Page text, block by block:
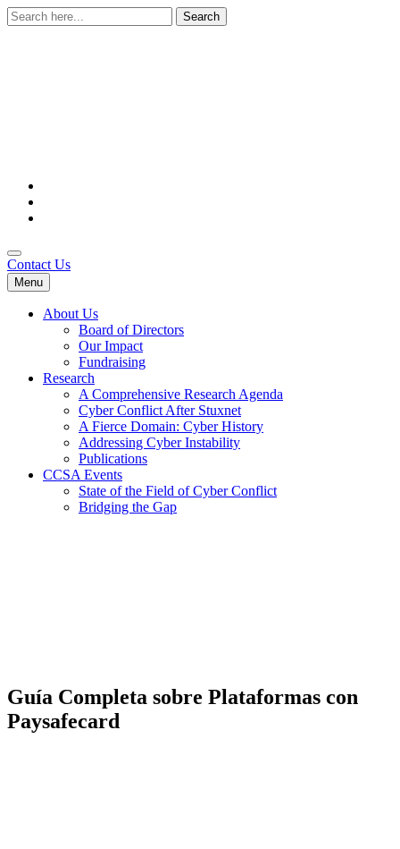
Search
for:
Contact Us
Menu
About Us
Board of Directors
Our Impact
Fundraising
Research
A Comprehensive Research Agenda
Cyber Conflict After Stuxnet
A Fierce Domain: Cyber History
Addressing Cyber Instability
Publications
CCSA Events
State of the Field of Cyber Conflict
Bridging the Gap
Guía Completa sobre Plataformas con
Paysafecard